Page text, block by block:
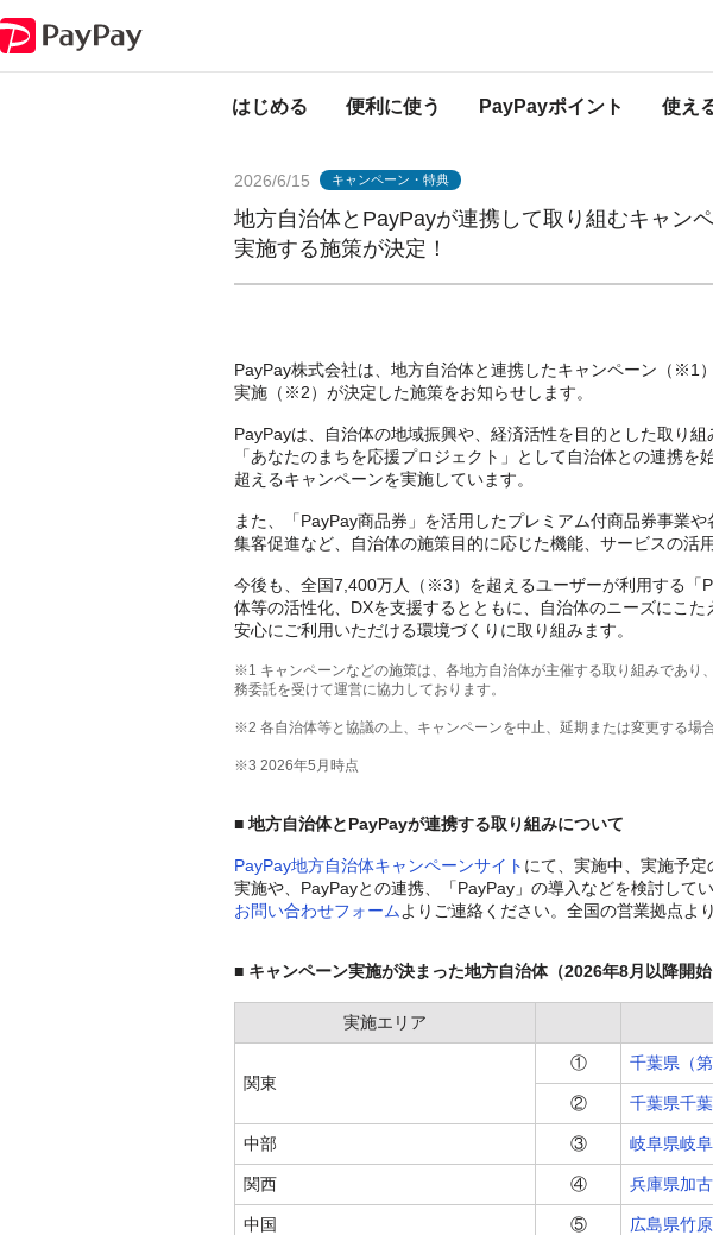
はじめる 便利に使う PayPayポイント 使え
2026/6/15 キャンペーン・特典
地方自治体とPayPayが連携して取り組むキャン
実施する施策が決定！
PayPay株式会社は、地方自治体と連携したキャンペーン（※1
実施（※2）が決定した施策をお知らせします。
PayPayは、自治体の地域振興や、経済活性を目的とした取り
「あなたのまちを応援プロジェクト」として自治体との連携
超えるキャンペーンを実施しています。
また、「PayPay商品券」を活用したプレミアム付商品券事業
集客促進など、自治体の施策目的に応じた機能、サービスの活
今後も、全国7,400万人（※3）を超えるユーザーが利用する「
体等の活性化、DXを支援するとともに、自治体のニーズにこた
安心にご利用いただける環境づくりに取り組みます。
※1 キャンペーンなどの施策は、各地方自治体が主催する取り組みであり
務委託を受けて運営に協力しております。
※2 各自治体等と協議の上、キャンペーンを中止、延期または変更する場合
※3 2026年5月時点
■ 地方自治体とPayPayが連携する取り組みについて
PayPay地方自治体キャンペーンサイト にて、実施中、実施予
実施や、PayPayとの連携、「PayPay」の導入などを検討して
お問い合わせフォーム よりご連絡ください。全国の営業拠点よ
■ キャンペーン実施が決まった地方自治体（2026年8月 以降開始
実施エリア
関東
① 千葉県（第
② 千葉県千
中部 ③ 岐阜県岐
関西 ④ 兵庫県加
中国 ⑤ 広島県竹